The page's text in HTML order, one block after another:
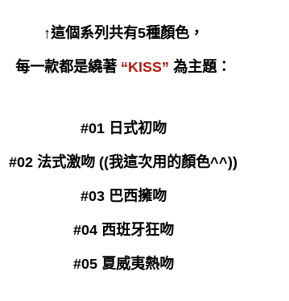
↑這個系列共有5種顏色，
每一款都是繞著 “KISS” 為主題：
#01 日式初吻
#02 法式激吻 ((我這次用的顏色^^))
#03 巴西擁吻
#04 西班牙狂吻
#05 夏威夷熱吻